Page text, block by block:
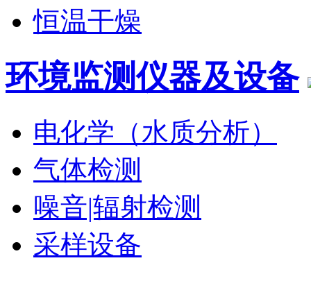
恒温干燥
环境监测仪器及设备
电化学（水质分析）
气体检测
噪音|辐射检测
采样设备